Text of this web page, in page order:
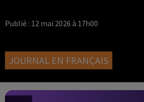
Publié : 12 mai 2026 à 17h00
JOURNAL EN FRANÇAIS